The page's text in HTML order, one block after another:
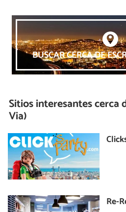
BUSCAR CERCA DE
Sitios interesantes cerca
Via)
Re-